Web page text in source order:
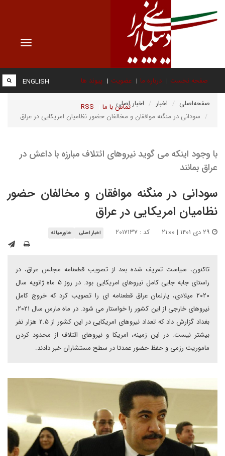
Toggle
صفحه نخست درباره ما عضویت پیوند ها
تماس با ما RSS
ENGLISH
صفحه‌اصلی اخبار
اخبار اصلی
سودانی در منگنه موافقان و مخالفان حضور نظامیان امریکایی در عراق
با وجود اینکه می گوید نیروهای ائتلاف مبارزه با داعش در
عراق بمانند
سودانی در منگنه موافقان و مخالفان حضور
نظامیان امریکایی در عراق
کد : ۲۰۱۷۱۳۷ اخبار اصلی خاورمیانه
تاکنون، سیاست تعریف شده بعد از تصویب قطعنامه مجلس عراق، در
راستای جابه جایی کامل نیروهای امریکایی بود. در روز ۵ ماه ژانویه سال
۲۰۲۰ میلادی، پارلمان عراق قطعنامه ای را تصویب کرد که خروج کامل
نیروهای خارجی از این کشور را خواستار می شود. در ماه مارس سال ۲۰۲۱،
بغداد گزارش داد که تعداد نیروهای امریکایی در این کشور از ۲.۵ هزار نفر
بیشتر نیست. در این زمینه، امریکا و نیروهای ائتلاف از محدود کردن
ماموریت رزمی و حفظ حضور عمدتا در سطح مستشاران خبر دادند.